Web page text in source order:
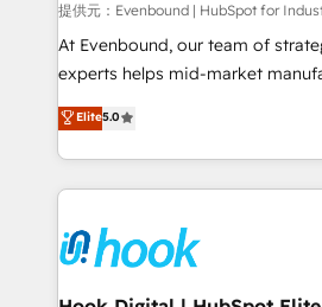
Your team learns while we build.
broke. Built for mid-market
solutions that work with your
HubSpot partners 🔄 Top 5%
retention 📅 8+ years of
move beyond spreadsheets into
that drive real business results.
提供元：Evenbound | HubSpot for
At Evenbound, our team of
experts helps mid-market
achieve real growth. We
tailored solutions that drive
HubSpot’s platform and data to
Technical Solutions: - HubSpot Technical Consulting -
Onboarding - Data Migration & Integrations -
Technical Audit & Optimization Strategic Solutions: -
Revenue Operations - Inbound
Elite5.0